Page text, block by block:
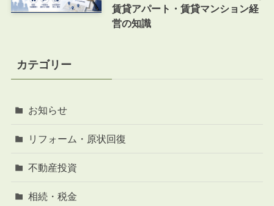
賃貸アパート・賃貸マンション経
営の知識
カテゴリー
お知らせ
リフォーム・原状回復
不動産投資
相続・税金